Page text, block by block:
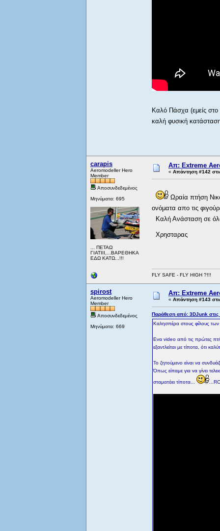
Καλό Πάσχα (εμείς στο
καλή φυσική
carapis
Aeromodeller Hero
Member
Αποσυνδεδεμένος
Μηνύματα: 695
... ΠΕΤΑΩ
ΓΙΑΤΙΙΙ,...ΒΑΡΕΘΗΚΑ
ΕΔΩ ΚΑΤΩ...!!!
Απ: Extreme
« Απάντηση #142
Ωραία πτήση
ονόματα απο τις
Καλή Ανάσταση σε
Χρησταρας
FLY SAFE - FLY HIGH ?!!!
spirost
Aeromodeller Hero
Member
Αποσυνδεδεμένος
Μηνύματα: 669
Απ: Extreme
« Απάντηση #143
Παράθεση από: 3DJunk
Καλησπέρα στους φίλους
Ενα video από τις πρώτες
εξαντλείται με τίποτα, ότι
Το ζητούμενο είναι να
Όπως είπαμε για να γίνει
σταματάει τίποτα...